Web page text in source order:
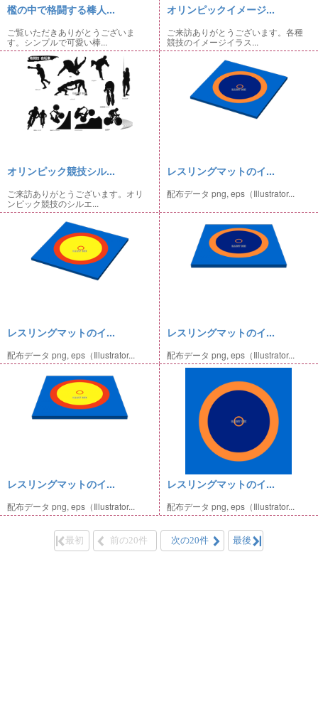
檻の中で格闘する棒人...
ご覧いただきありがとうございま
す。シンプルで可愛い棒...
オリンピックイメージ...
ご来訪ありがとうございます。各種
競技のイメージイラス...
オリンピック競技シル...
ご来訪ありがとうございます。オリ
ンピック競技のシルエ...
レスリングマットのイ...
配布データ png, eps（Illustrator...
レスリングマットのイ...
配布データ png, eps（Illustrator...
レスリングマットのイ...
配布データ png, eps（Illustrator...
レスリングマットのイ...
配布データ png, eps（Illustrator...
レスリングマットのイ...
配布データ png, eps（Illustrator...
最初 前の20件 次の20件 最後